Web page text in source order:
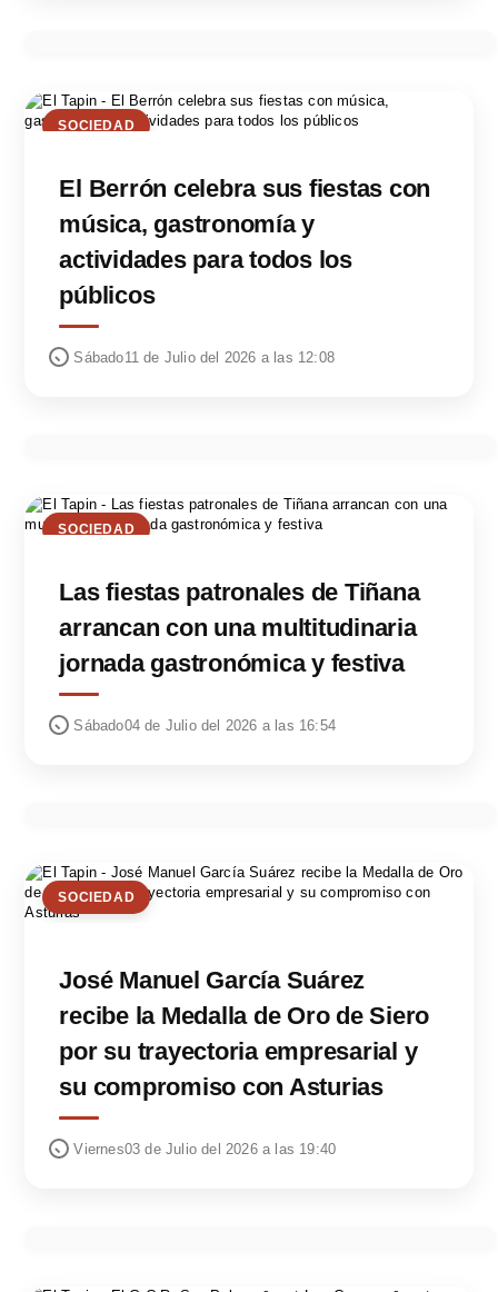
SOCIEDAD
El Berrón celebra sus fiestas con
música, gastronomía y
actividades para todos los
públicos
Sábado11 de Julio del 2026 a las 12:08
SOCIEDAD
Las fiestas patronales de Tiñana
arrancan con una multitudinaria
jornada gastronómica y festiva
Sábado04 de Julio del 2026 a las 16:54
SOCIEDAD
José Manuel García Suárez
recibe la Medalla de Oro de Siero
por su trayectoria empresarial y
su compromiso con Asturias
Viernes03 de Julio del 2026 a las 19:40